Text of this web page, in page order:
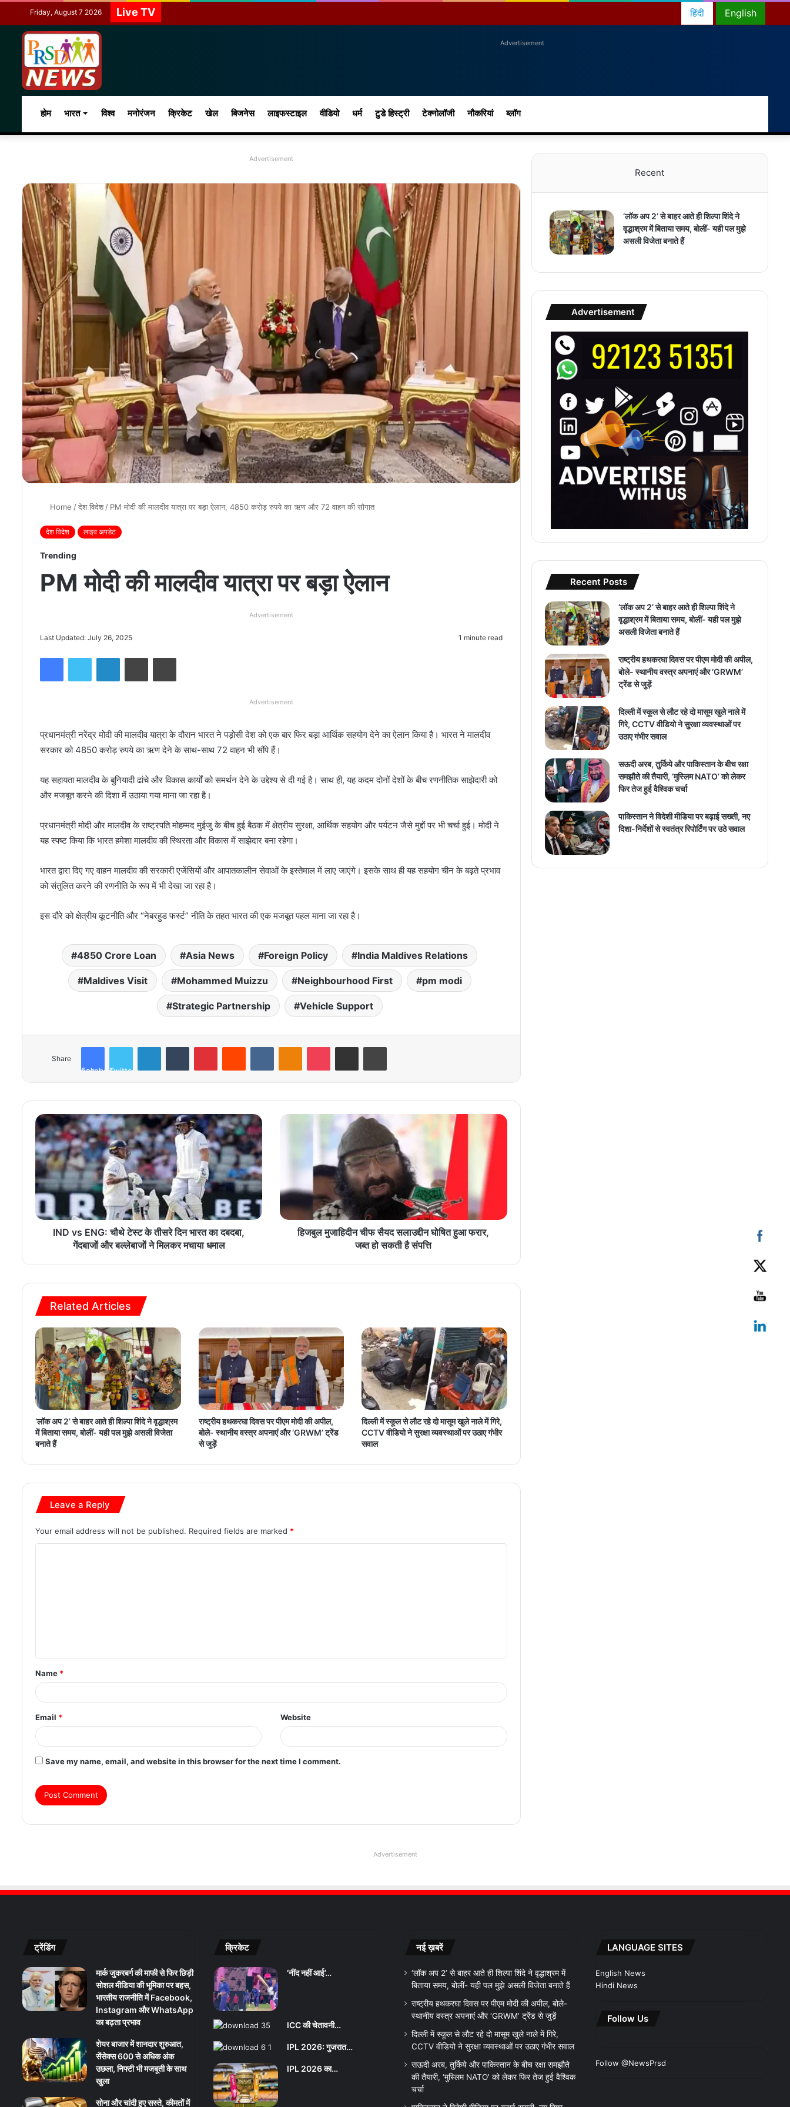
Friday, August 7 2026 Live TV English
हिंदी
Advertisement
होम भारत विश्व मनोरंजन क्रिकेट खेल बिजनेस लाइफस्टाइल वीडियो धर्म टुडे हिस्ट्री टेक्नोलॉजी नौकरियां ब्लॉग
Advertisement
Home /देश विदेश / PM मोदी की मालदीव यात्रा पर बड़ा ऐलान, 4850 करोड़ रुपये का ऋण और 72 वाहन की सौगात
देश विदेश लाइव अपडेट
Trending
PM मोदी की मालदीव यात्रा पर बड़ा ऐलान
Advertisement
Last Updated: July 26, 2025 1 minute read
Advertisement
प्रधानमंत्री नरेंद्र मोदी की मालदीव यात्रा के दौरान भारत ने पड़ोसी देश को एक बार फिर बड़ा आर्थिक सहयोग देने का ऐलान किया है। भारत ने मालदीव
सरकार को 4850 करोड़ रुपये का ऋण देने के साथ-साथ 72 वाहन भी सौंपे हैं।
यह सहायता मालदीव के बुनियादी ढांचे और विकास कार्यों को समर्थन देने के उद्देश्य से दी गई है। साथ ही, यह कदम दोनों देशों के बीच रणनीतिक साझेदारी को
और मजबूत करने की दिशा में उठाया गया माना जा रहा है।
प्रधानमंत्री मोदी और मालदीव के राष्ट्रपति मोहम्मद मुईजु के बीच हुई बैठक में क्षेत्रीय सुरक्षा, आर्थिक सहयोग और पर्यटन जैसे मुद्दों पर भी चर्चा हुई। मोदी ने
यह स्पष्ट किया कि भारत हमेशा मालदीव की स्थिरता और विकास में साझेदार बना रहेगा।
भारत द्वारा दिए गए वाहन मालदीव की सरकारी एजेंसियों और आपातकालीन सेवाओं के इस्तेमाल में लाए जाएंगे। इसके साथ ही यह सहयोग चीन के बढ़ते प्रभाव
को संतुलित करने की रणनीति के रूप में भी देखा जा रहा है।
इस दौरे को क्षेत्रीय कूटनीति और “नेबरहुड फर्स्ट” नीति के तहत भारत की एक मजबूत पहल माना जा रहा है।
4850 Crore Loan Asia News Foreign Policy India Maldives Relations
Maldives Visit Mohammed Muizzu Neighbourhood First pm modi
Strategic Partnership Vehicle Support
Share
Facebook Twitter
IND vs ENG: चौथे टेस्ट के तीसरे दिन भारत का दबदबा,
गेंदबाजों और बल्लेबाजों ने मिलकर मचाया धमाल
हिजबुल मुजाहिदीन चीफ सैयद सलाउद्दीन घोषित हुआ फरार,
जब्त हो सकती है संपत्ति
Related Articles
‘लॉक अप 2’ से बाहर आते ही शिल्पा शिंदे ने वृद्धाश्रम
में बिताया समय, बोलीं- यही पल मुझे असली विजेता
बनाते हैं
राष्ट्रीय हथकरघा दिवस पर पीएम मोदी की अपील,
बोले- स्थानीय वस्त्र अपनाएं और ‘GRWM’ ट्रेंड
से जुड़ें
दिल्ली में स्कूल से लौट रहे दो मासूम खुले नाले में गिरे,
CCTV वीडियो ने सुरक्षा व्यवस्थाओं पर उठाए गंभीर
सवाल
Leave a Reply
Your email address will not be published. Required fields are marked *
t
*
Name *
Email * Website
Save my name, email, and website in this browser for the next time I comment.
Recent
‘लॉक अप 2’ से बाहर आते ही शिल्पा शिंदे ने
वृद्धाश्रम में बिताया समय, बोलीं- यही पल मुझे
असली विजेता बनाते हैं
Advertisement
Recent Posts
‘लॉक अप 2’ से बाहर आते ही शिल्पा शिंदे ने
वृद्धाश्रम में बिताया समय, बोलीं- यही पल मुझे
असली विजेता बनाते हैं
राष्ट्रीय हथकरघा दिवस पर पीएम मोदी की अपील,
बोले- स्थानीय वस्त्र अपनाएं और ‘GRWM’
ट्रेंड से जुड़ें
दिल्ली में स्कूल से लौट रहे दो मासूम खुले नाले में
गिरे, CCTV वीडियो ने सुरक्षा व्यवस्थाओं पर
उठाए गंभीर सवाल
सऊदी अरब, तुर्किये और पाकिस्तान के बीच रक्षा
समझौते की तैयारी, ‘मुस्लिम NATO’ को लेकर
फिर तेज हुई वैश्विक चर्चा
पाकिस्तान ने विदेशी मीडिया पर बढ़ाई सख्ती, नए
दिशा-निर्देशों से स्वतंत्र रिपोर्टिंग पर उठे सवाल
Advertisement
ट्रेंडिंग
मार्क जुकरबर्ग की माफी से फिर छिड़ी
सोशल मीडिया की भूमिका पर बहस,
भारतीय राजनीति में Facebook,
Instagram और WhatsApp
का बढ़ता प्रभाव
शेयर बाजार में शानदार शुरुआत,
सेंसेक्स 600 से अधिक अंक
उछला, निफ्टी भी मजबूती के साथ
खुला
सोना और चांदी हुए सस्ते, कीमतों में
क्रिकेट
‘नींद नहीं आई’…
ICC की चेतावनी…
IPL 2026: गुजरात…
IPL 2026 का…
नई ख़बरें
‘लॉक अप 2’ से बाहर आते ही शिल्पा शिंदे ने वृद्धाश्रम में
बिताया समय, बोलीं- यही पल मुझे असली विजेता बनाते हैं
राष्ट्रीय हथकरघा दिवस पर पीएम मोदी की अपील, बोले-
स्थानीय वस्त्र अपनाएं और ‘GRWM’ ट्रेंड से जुड़ें
दिल्ली में स्कूल से लौट रहे दो मासूम खुले नाले में गिरे,
CCTV वीडियो ने सुरक्षा व्यवस्थाओं पर उठाए गंभीर सवाल
सऊदी अरब, तुर्किये और पाकिस्तान के बीच रक्षा समझौते
की तैयारी, ‘मुस्लिम NATO’ को लेकर फिर तेज हुई वैश्विक
चर्चा
LANGUAGE SITES
English News
Hindi News
Follow Us
Follow @NewsPrsd